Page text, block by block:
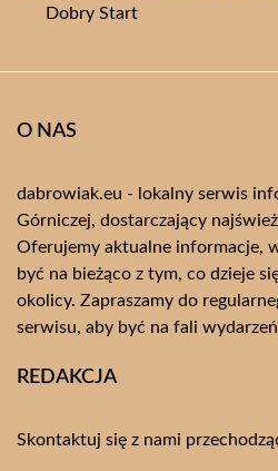
Dobry Start
O NAS
dabrowiak.eu - lokalny serwis
Górniczej, dostarczający
Oferujemy aktualne informacje,
być na bieżąco z tym, co dzieje
okolicy. Zapraszamy do
serwisu, aby być na fali
REDAKCJA
Skontaktuj się z nami